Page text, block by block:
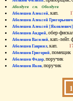
Аболдуев см. Оболдуев
Аболешев Алексей, кап.
Аболешев Алексей Григорьевич
Аболешев Алексей [Яковлевич]
Аболешев Андрей, обер-
Аболешев Василий, кап.-
Аболешев Гавриил, кап.
Аболешев Григорий,
Аболешев Федор, поручик
Аболешев Яков, поручик
1